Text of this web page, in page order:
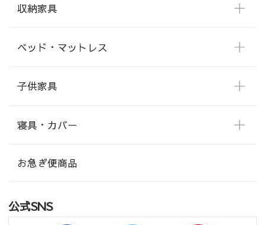
収納家具
ベッド・マットレス
子供家具
寝具・カバー
お急ぎ便商品
公式SNS